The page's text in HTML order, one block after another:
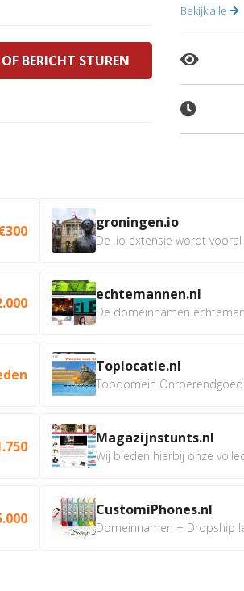
BERICHT STUREN
Bekijk alle
groningen.io
De .io extensie wordt vooral
echtemannen.nl
De domeinnamen
Toplocatie.nl
Topdomein
Magazijnstunts.nl
Wij bieden hierbij onze
CustomiPhones.nl
Domeinnamen + Dropship